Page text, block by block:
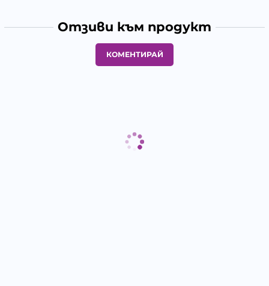
Отзиви към продукт
КОМЕНТИРАЙ